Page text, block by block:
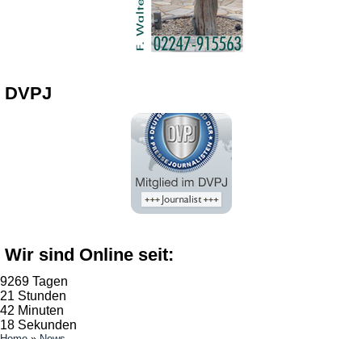
DVPJ
Wir sind Online seit:
9269 Tagen
21 Stunden
42 Minuten
18 Sekunden